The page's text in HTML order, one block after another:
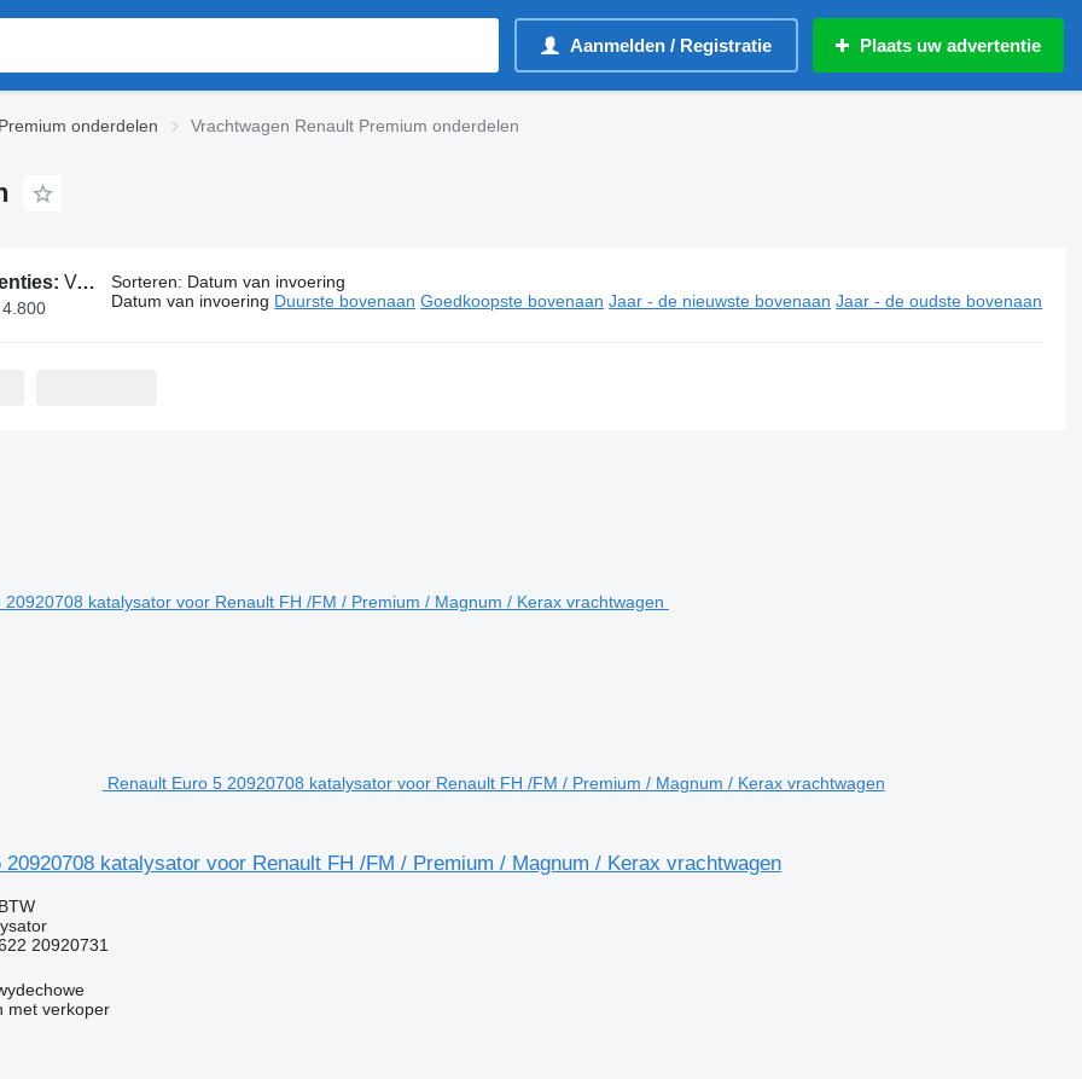
Aanmelden / Registratie Plaats uw advertentie
onderdelen Vrachtwagen Renault Premium onderdelen
Vrachtwagen Renault Premium onderdelen Sorteren: Datum van invoering
Datum van invoering Duurste bovenaan Goedkoopste bovenaan Jaar - de nieuwste bovenaan Jaar - de oudste bovenaan
Renault Euro 5 20920708 katalysator voor Renault FH /FM / Premium / Magnum / Kerax vrachtwagen
20920708 katalysator voor Renault FH /FM / Premium / Magnum / Kerax vrachtwagen
20920731
met verkoper